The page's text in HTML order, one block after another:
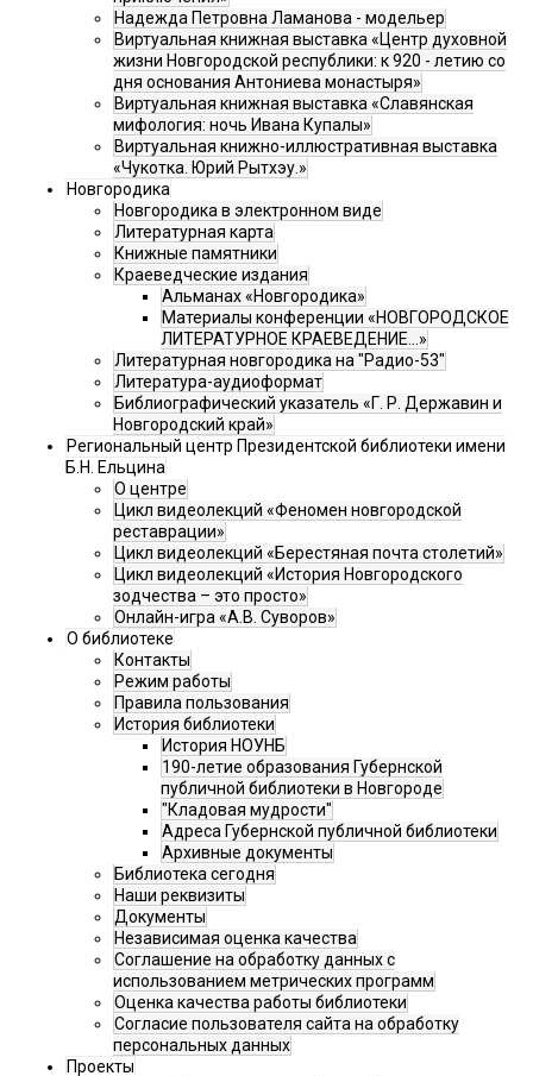
Надежда Петровна Ламанова - модельер
Виртуальная книжная выставка «Центр духовной
жизни Новгородской республики: к 920 - летию со
дня основания Антониева монастыря»
Виртуальная книжная выставка «Славянская
мифология: ночь Ивана Купалы»
Виртуальная книжно-иллюстративная выставка
«Чукотка. Юрий Рытхэу.»
Новгородика
Новгородика в электронном виде
Литературная карта
Книжные памятники
Краеведческие издания
Альманах «Новгородика»
Материалы конференции «НОВГОРОДСКОЕ
ЛИТЕРАТУРНОЕ КРАЕВЕДЕНИЕ...»
Литературная новгородика на "Радио-53"
Литература-аудиоформат
Библиографический указатель «Г. Р. Державин и
Новгородский край»
Региональный центр Президентской библиотеки имени
Б.Н. Ельцина
О центре
Цикл видеолекций «Феномен новгородской
реставрации»
Цикл видеолекций «Берестяная почта столетий»
Цикл видеолекций «История Новгородского
зодчества – это просто»
Онлайн-игра «А.В. Суворов»
О библиотеке
Контакты
Режим работы
Правила пользования
История библиотеки
История НОУНБ
190-летие образования Губернской
публичной библиотеки в Новгороде
"Кладовая мудрости"
Адреса Губернской публичной библиотеки
Архивные документы
Библиотека сегодня
Наши реквизиты
Документы
Независимая оценка качества
Соглашение на обработку данных с
использованием метрических программ
Оценка качества работы библиотеки
Согласие пользователя сайта на обработку
персональных данных
Проекты